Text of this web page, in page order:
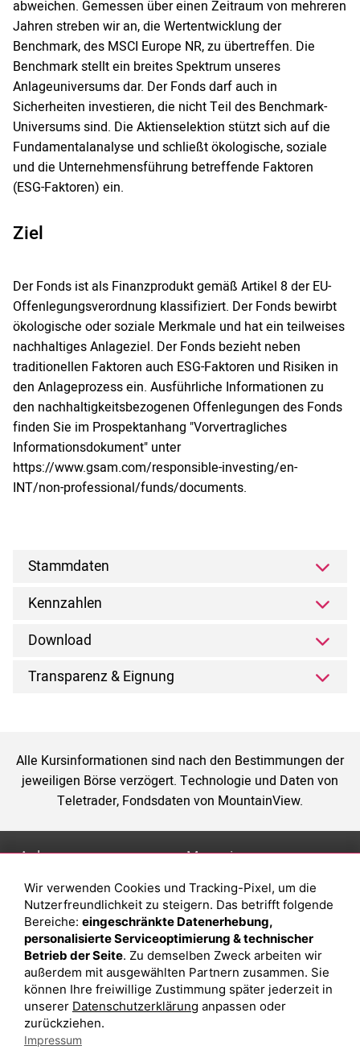
abweichen. Gemessen über einen Zeitraum von mehreren
Jahren streben wir an, die Wertentwicklung der
Benchmark, des MSCI Europe NR, zu übertreffen. Die
Benchmark stellt ein breites Spektrum unseres
Anlageuniversums dar. Der Fonds darf auch in
Sicherheiten investieren, die nicht Teil des Benchmark-
Universums sind. Die Aktienselektion stützt sich auf die
Fundamentalanalyse und schließt ökologische, soziale
und die Unternehmensführung betreffende Faktoren
(ESG-Faktoren) ein.
Ziel
Der Fonds ist als Finanzprodukt gemäß Artikel 8 der EU-
Offenlegungsverordnung klassifiziert. Der Fonds bewirbt
ökologische oder soziale Merkmale und hat ein teilweises
nachhaltiges Anlageziel. Der Fonds bezieht neben
traditionellen Faktoren auch ESG-Faktoren und Risiken in
den Anlageprozess ein. Ausführliche Informationen zu
den nachhaltigkeitsbezogenen Offenlegungen des Fonds
finden Sie im Prospektanhang "Vorvertragliches
Informationsdokument" unter
https://www.gsam.com/responsible-investing/en-
INT/non-professional/funds/documents.
Stammdaten
Kennzahlen
Download
Transparenz & Eignung
Alle Kursinformationen sind nach den Bestimmungen der
jeweiligen Börse verzögert. Technologie und Daten von
Teletrader, Fondsdaten von MountainView.
Anlage
Depot eröffnen
Depot vergleichen
Junior Depot
Top-Seller-Fonds
Top-Fonds
Fonds-Suche
Magazin
Was sind sind ETFs?
Sparplan Vorteile
Was ist ein Fonds?
Wir verwenden Cookies und Tracking-Pixel, um die
Nutzerfreundlichkeit zu steigern. Das betrifft folgende
Bereiche: eingeschränkte Datenerhebung,
personalisierte Serviceoptimierung & technischer
Betrieb der Seite. Zu demselben Zweck arbeiten wir
außerdem mit ausgewählten Partnern zusammen. Sie
können Ihre freiwillige Zustimmung später jederzeit in
unserer Datenschutzerklärung anpassen oder
zurückziehen.
Impressum